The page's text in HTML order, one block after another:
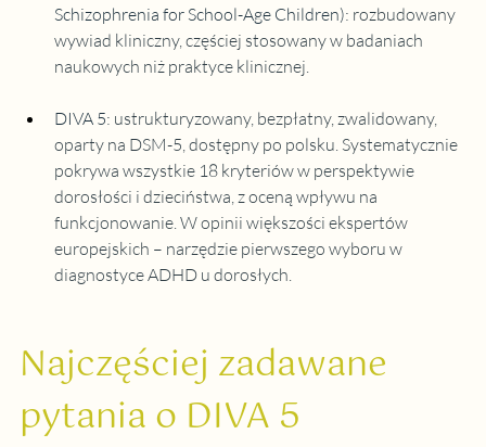
Schizophrenia for School-Age Children): rozbudowany
wywiad kliniczny, częściej stosowany w badaniach
naukowych niż praktyce klinicznej.
DIVA 5: ustrukturyzowany, bezpłatny, zwalidowany,
oparty na DSM-5, dostępny po polsku. Systematycznie
pokrywa wszystkie 18 kryteriów w perspektywie
dorosłości i dzieciństwa, z oceną wpływu na
funkcjonowanie. W opinii większości ekspertów
europejskich – narzędzie pierwszego wyboru w
diagnostyce ADHD u dorosłych.
Najczęściej zadawane
pytania o DIVA 5